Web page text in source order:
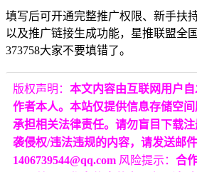
填写后可开通完整推广权限、新手扶
以及推广链接生成功能，星推联盟全
373758大家不要填错了。
版权声明： 本文内容由互联网用户
作者本人。本站仅提供信息存储空
承担相关法律责任。请勿盲目下载
袭侵权/违法违规的内容，请发送邮件
1406739544@qq.com 风险提示： 合